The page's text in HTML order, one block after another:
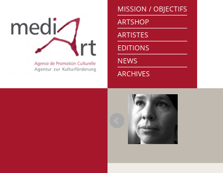
MISSION / OBJECTIFS
ARTSHOP
ARTISTES
EDITIONS
NEWS
ARCHIVES